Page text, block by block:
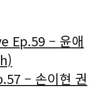
Ep.59 – 윤애
– 손이현 권